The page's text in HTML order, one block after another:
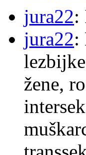
jura22:
jura22:
žene,